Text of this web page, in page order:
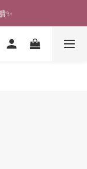
穿🎉
✨
穿🎉